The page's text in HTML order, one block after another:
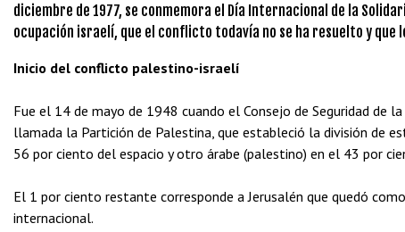
diciembre de 1977, se conmemora el Día Internacional de la
ocupación israelí, que el conflicto todavía no se ha resuelto y que
Inicio del conflicto palestino-israelí
Fue el 14 de mayo de 1948 cuando el Consejo de Seguridad de
llamada la Partición de Palestina, que estableció la división de
56 por ciento del espacio y otro árabe (palestino) en el 43 por
El 1 por ciento restante corresponde a Jerusalén que quedó
internacional.